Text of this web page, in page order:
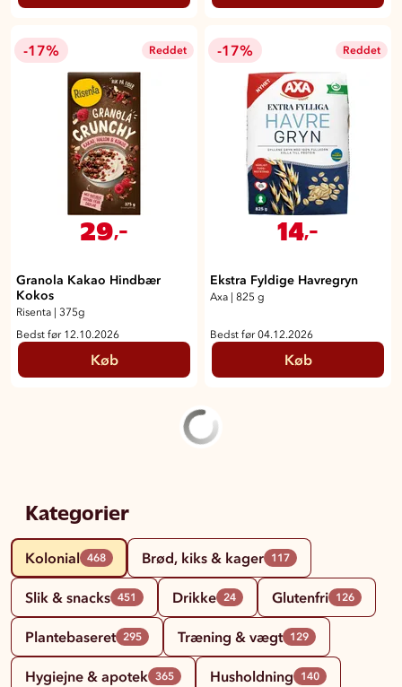
-17% Reddet
29,-
Granola Kakao Hindbær
Kokos
Risenta
375g
Bedst før 12.10.2026
Køb
-17% Reddet
14,-
Ekstra Fyldige Havregryn
Axa 825 g
Bedst før 04.12.2026
Køb
Kategorier
Kolonial 468 Brød, kiks & kager 117
Slik & snacks 451 Drikke 24 Glutenfri 126
Plantebaseret 295 Træning & vægt 129
Hygiejne & apotek 365 Husholdning 140